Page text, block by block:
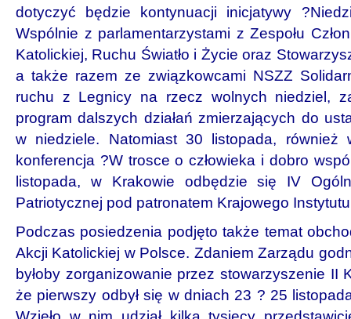
dotyczyć będzie kontynuacji inicjatywy
Wspólnie z parlamentarzystami z Zespołu
Katolickiej, Ruchu Światło i Życie oraz
a także razem ze związkowcami NSZZ
ruchu z Legnicy na rzecz wolnych niedziel,
program dalszych działań zmierzających do
w niedziele. Natomiast 30 listopada, również
konferencja ?W trosce o człowieka i dobro
listopada, w Krakowie odbędzie się IV
Patriotycznej pod patronatem Krajowego
Podczas posiedzenia podjęto także temat
Akcji Katolickiej w Polsce. Zdaniem Zarządu
byłoby zorganizowanie przez stowarzyszenie II
że pierwszy odbył się w dniach 23 ? 25